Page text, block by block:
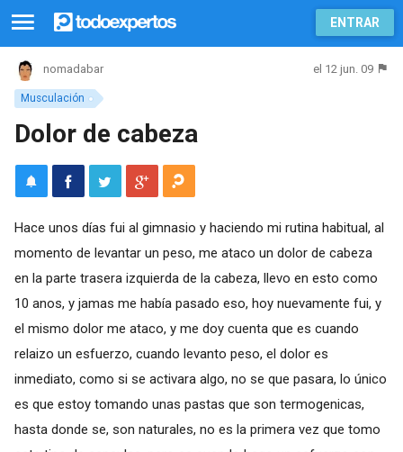
ENTRAR
Musculación
nomadabar el 12 jun. 09
Dolor de cabeza
Hace unos días fui al gimnasio y haciendo mi rutina habitual, al
momento de levantar un peso, me ataco un dolor de cabeza
en la parte trasera izquierda de la cabeza, llevo en esto como
10 anos, y jamas me había pasado eso, hoy nuevamente fui, y
el mismo dolor me ataco, y me doy cuenta que es cuando
relaizo un esfuerzo, cuando levanto peso, el dolor es
inmediato, como si se activara algo, no se que pasara, lo único
es que estoy tomando unas pastas que son termogenicas,
hasta donde se, son naturales, no es la primera vez que tomo